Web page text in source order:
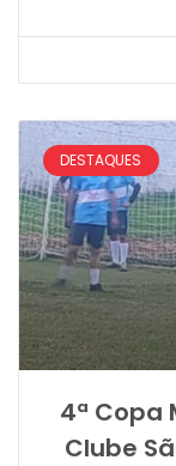
DESTAQUES
4ª Copa
Clube